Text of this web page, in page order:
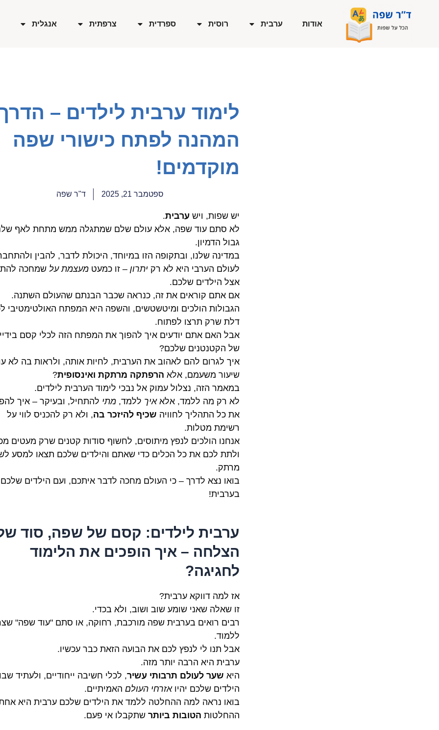
אודות ערבית רוסית ספרדית צרפתית אנגלית
לימוד ערבית לילדים –
המהנה לפתח כישורי שפה
מוקדמים!
ספטמבר 21, 2025 ד"ר שפה
יש שפות, וישערבית.
לא סתם עוד שפה, אלא עולם שלם שמתגלה ממש מתחת לאף
גבול הדמיון.
במדינה שלנו, ובתקופה הזו במיוחד, היכולת לדבר, להבין
לעולם הערבי היא לא רקיתרון – זו כמעטמעצמת על שמחכה
אצל הילדים שלכם.
אם אתם קוראים את זה, כנראה שכבר הבנתם שהעולם השתנה.
הגבולות הולכים ומיטשטשים, והשפה היא המפתח האולטימטיבי
דלת שרק תרצו לפתוח.
אבל האם אתם יודעים איך להפוך את המפתח הזה לכלי קסם
של הקטנטנים שלכם?
איך לגרום להם לאהוב את הערבית, לחיות אותה, ולראות בה לא
שיעור משעמם, אלא הרפתקה מרתקת ואינסופית?
במאמר הזה, נצלול עמוק אל נבכי לימוד הערבית לילדים.
לא רק מה ללמד, אלאאיך ללמד,מתי להתחיל, ובעיקר – איך
את כל התהליך לחוויה שכיף להיזכר בה, ולא רק להכניס לווי על
רשימת מטלות.
אנחנו הולכים לנפץ מיתוסים, לחשוף סודות קטנים שרק מעטים
ולתת לכם את כל הכלים כדי שאתם והילדים שלכם תצאו למסע
מרתק.
בואו נצא לדרך – כי העולם מחכה לדבר איתכם, ועם הילדים
בערבית!
ערבית לילדים: קסם של שפה, סוד
הצלחה – איך הופכים את הלימוד
לחגיגה?
אז למה דווקא ערבית?
זו שאלה שאני שומע שוב ושוב, ולא בכדי.
רבים רואים בערבית שפה מורכבת, רחוקה, או סתם "עוד שפה"
ללמוד.
אבל תנו לי לנפץ לכם את הבועה הזאת כבר עכשיו.
ערבית היא הרבה יותר מזה.
היא שער לעולם תרבותי עשיר, לכלי חשיבה ייחודיים, ולעתיד
הילדים שלכם יהיואזרחי העולם האמיתיים.
בואו נראה למה ההחלטה ללמד את הילדים שלכם ערבית היא
ההחלטות הטובות ביותר שתקבלו אי פעם.